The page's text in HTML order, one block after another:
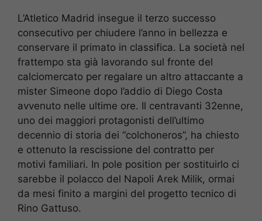
L’Atletico Madrid insegue il terzo successo
consecutivo per chiudere l’anno in bellezza e
conservare il primato in classifica. La società nel
frattempo sta già lavorando sul fronte del
calciomercato per regalare un altro attaccante a
mister Simeone dopo l’addio di Diego Costa
avvenuto nelle ultime ore. Il centravanti 32enne,
uno dei maggiori protagonisti dell’ultimo
decennio di storia dei “colchoneros”, ha chiesto
e ottenuto la rescissione del contratto per
motivi familiari. In pole position per sostituirlo ci
sarebbe il polacco del Napoli Arek Milik, ormai
da mesi finito a margini del progetto tecnico di
Rino Gattuso.